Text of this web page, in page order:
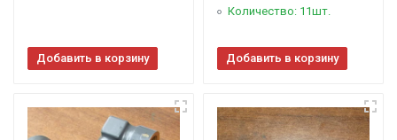
Добавить в корзину
Количество: 11шт.
Добавить в корзину